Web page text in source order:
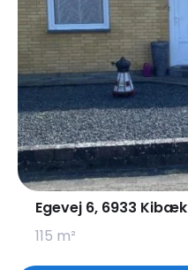
Egevej 6, 6933 Kibæk
115 m²